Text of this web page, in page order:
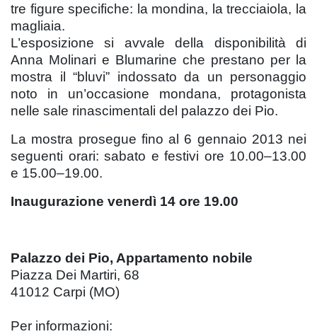
tre figure specifiche: la mondina, la trecciaiola, la
magliaia.
L’esposizione si avvale della disponibilità di
Anna Molinari e Blumarine che prestano per la
mostra il “bluvi” indossato da un personaggio
noto in un’occasione mondana, protagonista
nelle sale rinascimentali del palazzo dei Pio.
La mostra prosegue fino al 6 gennaio 2013 nei
seguenti orari: sabato e festivi ore 10.00–13.00
e 15.00–19.00.
Inaugurazione venerdì 14 ore 19.00
Palazzo dei Pio, Appartamento nobile
Piazza Dei Martiri, 68
41012 Carpi (MO)
Per informazioni: